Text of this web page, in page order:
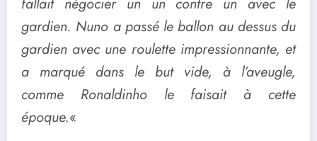
gardien. Nuno a passé le ballon au dessus du
gardien avec une roulette impressionnante, et
a marqué dans le but vide, à l’aveugle,
comme Ronaldinho le faisait à cette
époque.«